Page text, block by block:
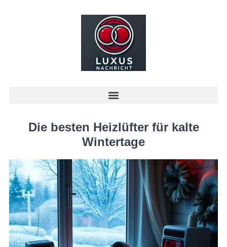
Die besten Heizlüfter für kalte
Wintertage